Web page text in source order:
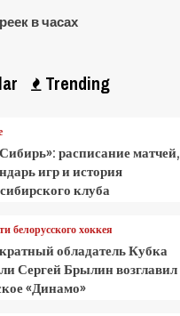
в часах
Trending
расписание матчей,
игр и история
клуба
белорусского хоккея
обладатель Кубка
Сергей Брылин возглавил
«Динамо»